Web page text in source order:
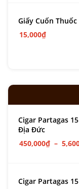
Giấy Cuốn Thuốc
15,000₫
Cigar Partagas
Địa Đức
450,000₫ –
Cigar Partagas